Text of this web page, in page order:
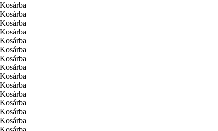
Kosárba
Kosárba
Kosárba
Kosárba
Kosárba
Kosárba
Kosárba
Kosárba
Kosárba
Kosárba
Kosárba
Kosárba
Kosárba
Kosárba
Kosárba